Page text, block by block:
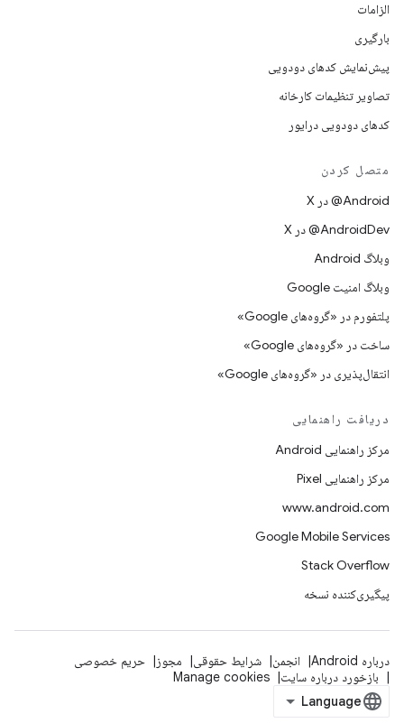
الزامات
بارگیری
پیش‌نمایش کدهای دودویی
تصاویر تنظیمات کارخانه
کدهای دودویی درایور
متصل کردن
‫‎@Android در X
‫‎@AndroidDev در X
وبلاگ Android
وبلاگ امنیت Google
پلتفورم در «گروه‌های Google»
ساخت در «گروه‌های Google»
انتقال‌پذیری در «گروه‌های Google»
دریافت راهنمایی
مرکز راهنمایی Android
مرکز راهنمایی Pixel
www.android.com
Google Mobile Services
Stack Overflow
پیگیری‌کننده نسخه
درباره Android انجمن شرایط حقوقی مجوز
حریم خصوصی
بازخورد درباره سایت
Manage cookies